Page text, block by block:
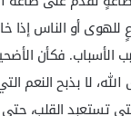
للهوى أو الناس إذا
فكأن
لا بذبح النعم
تستعبد القلب،